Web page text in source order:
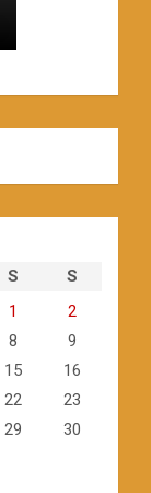
S
S
1
2
8
9
15
16
22
23
29
30